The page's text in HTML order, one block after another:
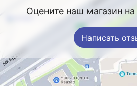
Оцените наш магазин
Написать